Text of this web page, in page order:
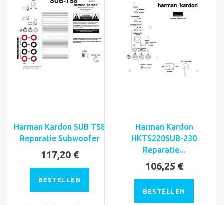
Harman Kardon SUB TS8
Reparatie Subwoofer
117,20 €
BESTELLEN
Harman Kardon
HKTS220SUB-230
Reparatie...
106,25 €
BESTELLEN